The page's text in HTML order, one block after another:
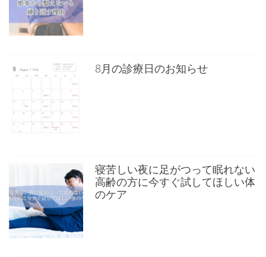
8月の診療日のお知らせ
寝苦しい夜に足がつって眠れない
高齢の方に今すぐ試してほしい体
のケア